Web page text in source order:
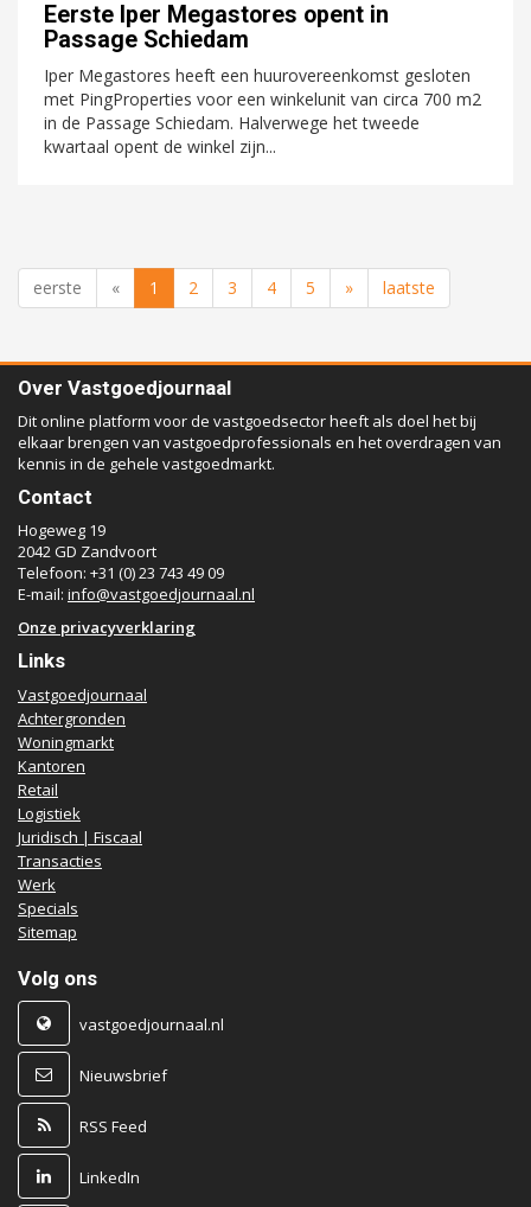
Eerste Iper Megastores opent in
Passage Schiedam
Iper Megastores heeft een huurovereenkomst gesloten
met PingProperties voor een winkelunit van circa 700 m2
in de Passage Schiedam. Halverwege het tweede
kwartaal opent de winkel zijn...
eerste « 1 2 3 4 5 » laatste
Over Vastgoedjournaal
Dit online platform voor de vastgoedsector heeft als doel het bij
elkaar brengen van vastgoedprofessionals en het overdragen van
kennis in de gehele vastgoedmarkt.
Contact
Hogeweg 19
2042 GD Zandvoort
Telefoon: +31 (0) 23 743 49 09
E-mail: info@vastgoedjournaal.nl
Onze privacyverklaring
Links
Vastgoedjournaal
Achtergronden
Woningmarkt
Kantoren
Retail
Logistiek
Juridisch | Fiscaal
Transacties
Werk
Specials
Sitemap
Volg ons
vastgoedjournaal.nl
Nieuwsbrief
RSS Feed
LinkedIn